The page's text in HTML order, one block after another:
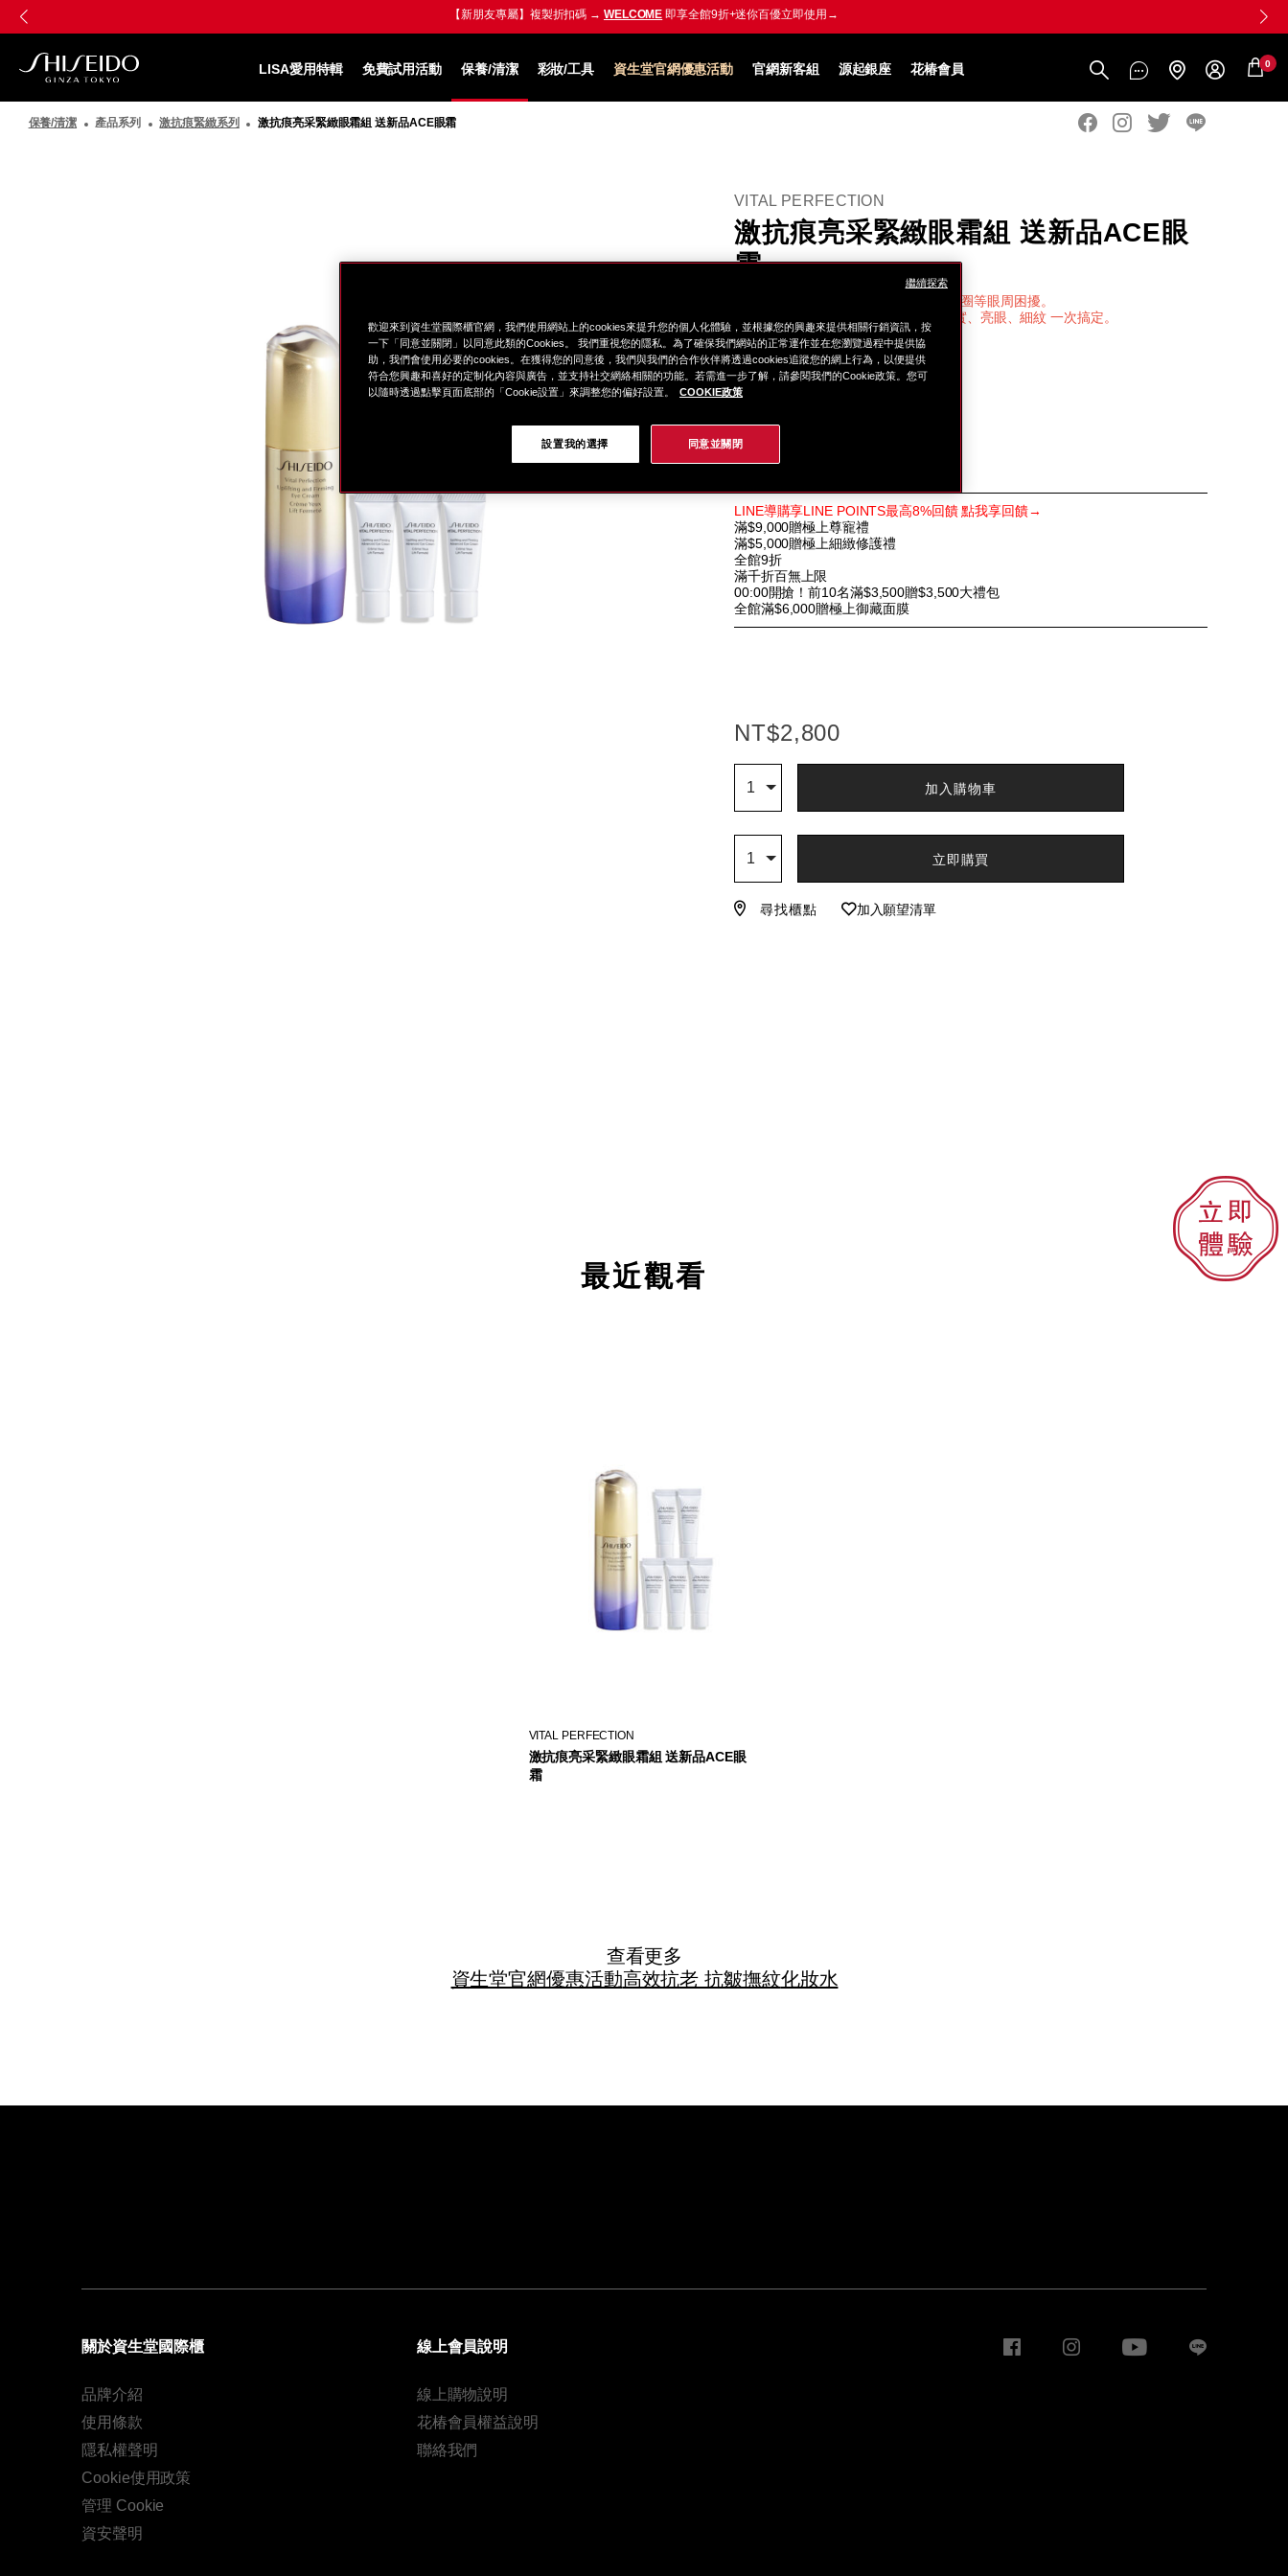
至
Skip
to
content
【新朋友專屬】複製折扣碼 → WELCOME 即享全館9折+迷你百優立即使用→
生
LISA愛用特輯 免費試用活動 保養/清潔 彩妝/工具 資生堂官網優惠活動 官網新客組 源起銀座 花椿會員 0
保養/清潔 產品系列 激抗痕緊緻系列 激抗痕亮采緊緻眼霜組 送新品ACE眼霜
VITAL PERFECTION
激抗痕亮采緊緻眼霜組 送新品ACE眼
霜
修護眼周部位，改善細紋、眼袋、黑眼圈等眼周困擾。
抗老眼霜新突破! 3大功效x4重科技 緊實、亮眼、細紋 一次搞定。
激抗痕亮采緊緻眼霜 15mL
贈品：
激抗痕亮采緊緻ACE眼霜 2mLx5
價值$4,850
售價$2,800
節
shiseido.com.tw/
SB000003296.html
目
編
號。
SB000003296
特
別
優
惠
LINE導購享LINE POINTS最高8%回饋 點我享回饋→
滿$9,000贈極上尊寵禮
滿$5,000贈極上細緻修護禮
全館9折
滿千折百無上限
00:00開搶！前10名滿$3,500贈$3,500大禮包
全館滿$6,000贈極上御藏面膜
NT$2,800
入
購
物
車
品
操
作
1 加入購物車
1 立即購買
尋找櫃點 加入願望清單
最近觀看
VITAL PERFECTION
激抗痕亮采緊緻眼霜組 送新品ACE眼
霜
查看更多
資生堂官網優惠活動高效抗老 抗皺撫紋化妝水
關於資生堂國際櫃
品牌介紹
使用條款
隱私權聲明
Cookie使用政策
管理 Cookie
資安聲明
線上會員說明
線上購物說明
花椿會員權益說明
聯絡我們
歡迎來到資生堂國際櫃官網，我們使用網站上的cookies來提升您的個人化體驗，並根據您的興趣來提供相關行銷資訊，按
一下「同意並關閉」以同意此類的Cookies。 我們重視您的隱私。為了確保我們網站的正常運作並在您瀏覽過程中提供協
助，我們會使用必要的cookies。在獲得您的同意後，我們與我們的合作伙伴將透過cookies追蹤您的網上行為，以便提供
符合您興趣和喜好的定制化內容與廣告，並支持社交網絡相關的功能。若需進一步了解，請參閱我們的Cookie政策。您可
以隨時透過點擊頁面底部的「Cookie設置」來調整您的偏好設置。
COOKIE政策
設置我的選擇 同意並關閉
繼續探索